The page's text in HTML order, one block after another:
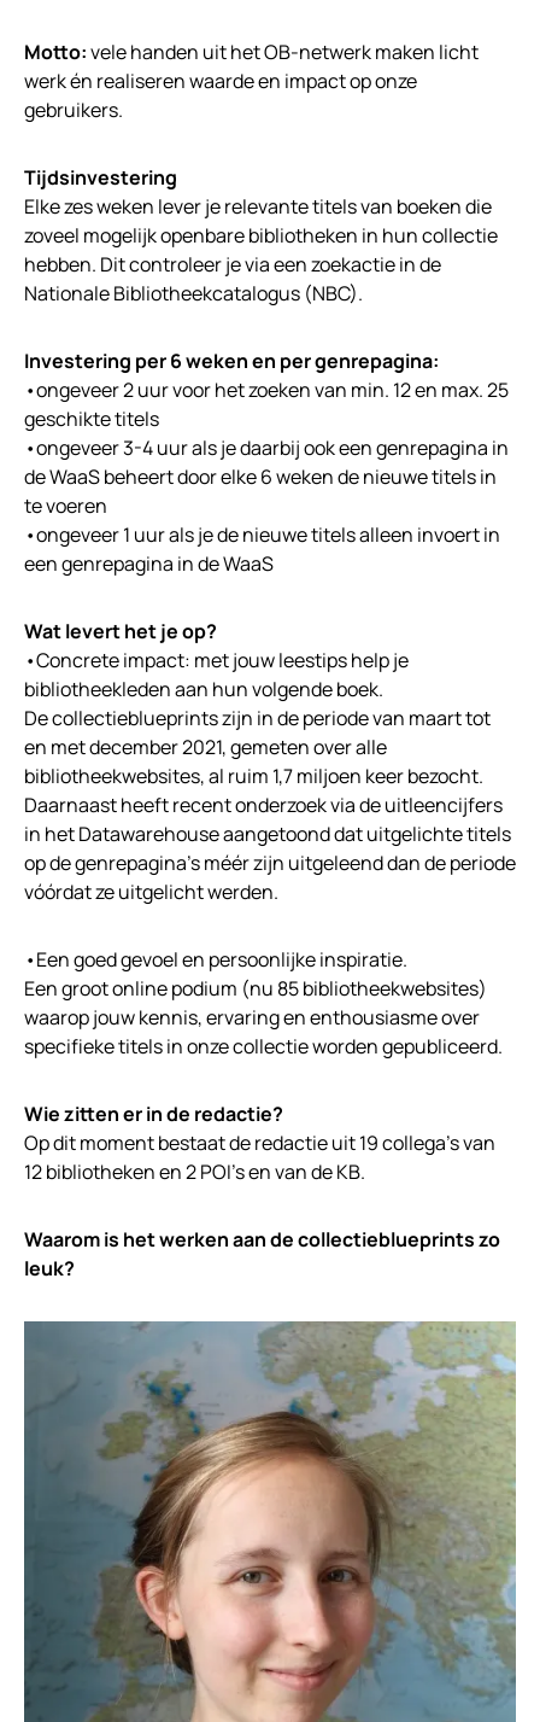
Motto:vele handen uit het OB-netwerk maken licht
werk én realiseren waarde en impact op onze
gebruikers.
Tijdsinvestering
Elke zes weken lever je relevante titels van boeken die
zoveel mogelijk openbare bibliotheken in hun collectie
hebben. Dit controleer je via een zoekactie in de
Nationale Bibliotheekcatalogus (NBC).
Investering per 6 weken en per genrepagina:
•ongeveer 2 uur voor het zoeken van min. 12 en max. 25
geschikte titels
•ongeveer 3-4 uur als je daarbij ook een genrepagina in
de WaaS beheert door elke 6 weken de nieuwe titels in
te voeren
•ongeveer 1 uur als je de nieuwe titels alleen invoert in
een genrepagina in de WaaS
Wat levert het je op?
•Concrete impact: met jouw leestips help je
bibliotheekleden aan hun volgende boek.
De collectieblueprints zijn in de periode van maart tot
en met december 2021, gemeten over alle
bibliotheekwebsites, al ruim 1,7 miljoen keer bezocht.
Daarnaast heeft recent onderzoek via de uitleencijfers
in het Datawarehouse aangetoond dat uitgelichte titels
op de genrepagina’s méér zijn uitgeleend dan de periode
vóórdat ze uitgelicht werden.
•Een goed gevoel en persoonlijke inspiratie.
Een groot online podium (nu 85 bibliotheekwebsites)
waarop jouw kennis, ervaring en enthousiasme over
specifieke titels in onze collectie worden gepubliceerd.
Wie zitten er in de redactie?
Op dit moment bestaat de redactie uit 19 collega’s van
12 bibliotheken en 2 POI’s en van de KB.
Waarom is het werken aan de collectieblueprints zo
leuk?